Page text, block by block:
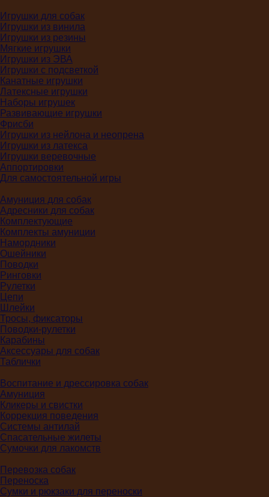
Игрушки для собак
Игрушки из винила
Игрушки из резины
Мягкие игрушки
Игрушки из ЭВА
Игрушки с подсветкой
Канатные игрушки
Латексные игрушки
Наборы игрушек
Развивающие игрушки
Фрисби
Игрушки из нейлона и неопрена
Игрушки из латекса
Игрушки веревочные
Аппортировки
Для самостоятельной игры
Амуниция для собак
Адресники для собак
Комплектующие
Комплекты амуниции
Намордники
Ошейники
Поводки
Ринговки
Рулетки
Цепи
Шлейки
Тросы, фиксаторы
Поводки-рулетки
Карабины
Аксессуары для собак
Таблички
Воспитание и дрессировка собак
Амуниция
Кликеры и свистки
Коррекция поведения
Системы антилай
Спасательные жилеты
Сумочки для лакомств
Перевозка собак
Переноска
Сумки и рюкзаки для переноски